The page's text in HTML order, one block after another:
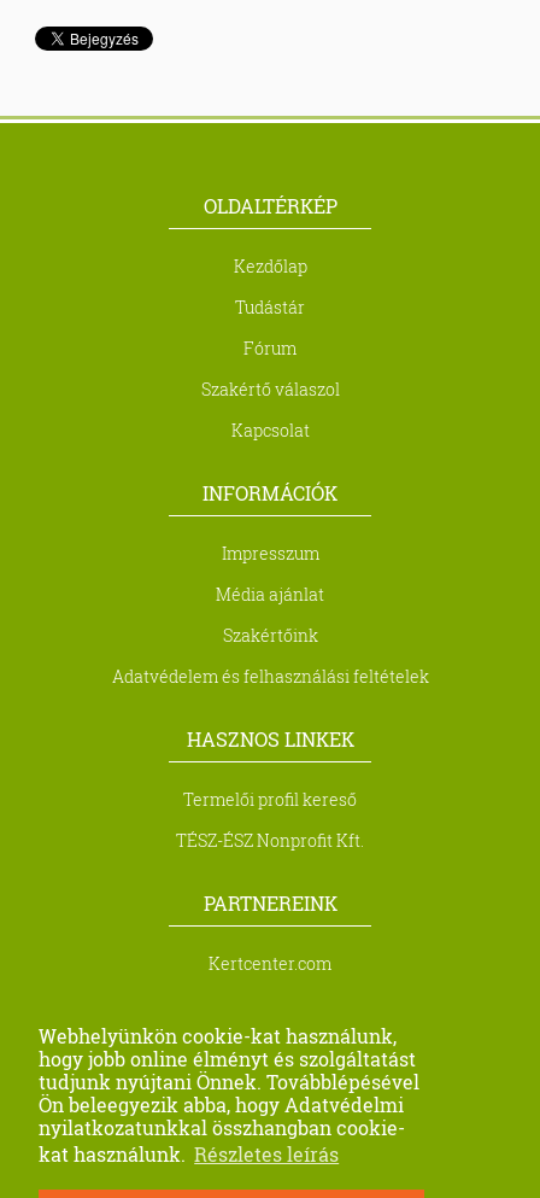
Webhelyünkön cookie-kat használunk,
hogy jobb online élményt és szolgáltatást
tudjunk nyújtani Önnek. Továbblépésével
Ön beleegyezik abba, hogy Adatvédelmi
nyilatkozatunkkal összhangban cookie-
kat használunk. Részletes leírás
OLDALTÉRKÉP
Kezdőlap
Tudástár
Fórum
Szakértő válaszol
Kapcsolat
INFORMÁCIÓK
Impresszum
Média ajánlat
Szakértőink
Adatvédelem és felhasználási feltételek
HASZNOS LINKEK
Termelői profil kereső
TÉSZ-ÉSZ Nonprofit Kft.
PARTNEREINK
Kertcenter.com
Metra Kft.
Profi Seeds Agro Kft
Farago-Precision